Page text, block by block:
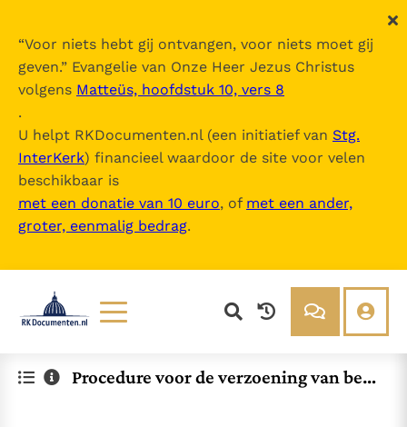
“Voor niets hebt gij ontvangen, voor niets moet gij
geven.” Evangelie van Onze Heer Jezus Christus
volgens Matteüs, hoofdstuk 10, vers 8
.
U helpt RKDocumenten.nl (een initiatief van Stg.
InterKerk) financieel waardoor de site voor velen
beschikbaar is
met een donatie van 10 euro, of met een ander,
groter, eenmalig bedrag.
Documenten
Over RK Documenten
Procedure voor de verzoening van bep